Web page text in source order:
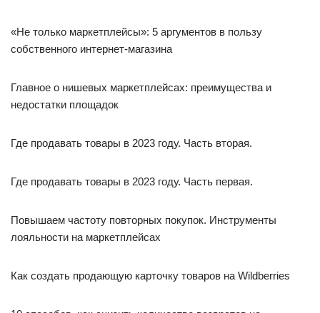
«Не только маркетплейсы»: 5 аргументов в пользу
собственного интернет-магазина
Главное о нишевых маркетплейсах: преимущества и
недостатки площадок
Где продавать товары в 2023 году. Часть вторая.
Где продавать товары в 2023 году. Часть первая.
Повышаем частоту повторных покупок. Инструменты
лояльности на маркетплейсах
Как создать продающую карточку товаров на Wildberries